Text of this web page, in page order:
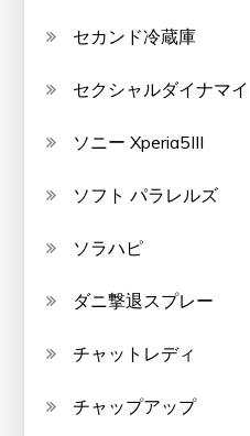
セカンド冷蔵庫
セクシャルダイナマ
ソニー Xperia5III
ソフト パラレルズ
ソラハピ
ダニ撃退スプレー
チャットレディ
チャップアップ